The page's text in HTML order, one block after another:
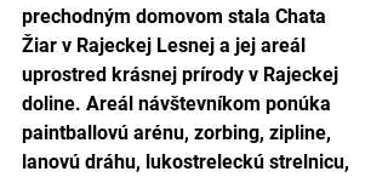
prechodným domovom stala Chata
Žiar v Rajeckej Lesnej a jej areál
uprostred krásnej prírody v Rajeckej
doline. Areál návštevníkom ponúka
paintballovú arénu, zorbing, zipline,
lanovú dráhu, lukostreleckú strelnicu,